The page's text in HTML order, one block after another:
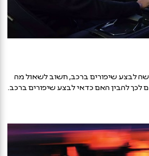
לבצע שיפורים ברכב, חשוב לשאול מה
לכך להבין האם כדאי לבצע שיפורים ברכב.